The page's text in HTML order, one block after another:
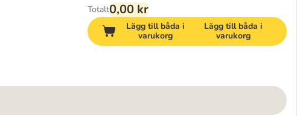
Totalt0,00 kr
Lägg till båda i
varukorg
Lägg till båda i
varukorg